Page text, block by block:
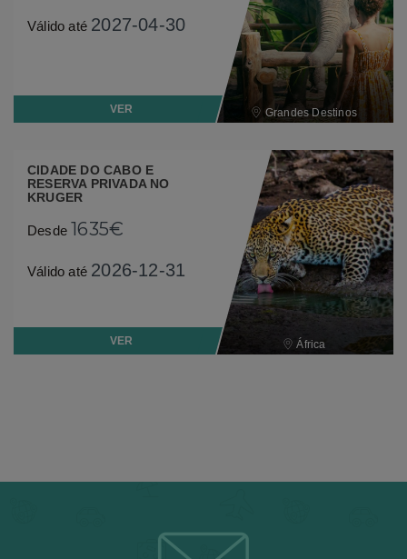
Grandes Destinos
Válido até 2027-04-30
VER
África
CIDADE DO CABO E
RESERVA PRIVADA NO
KRUGER
Desde 1635€
Válido até 2026-12-31
VER